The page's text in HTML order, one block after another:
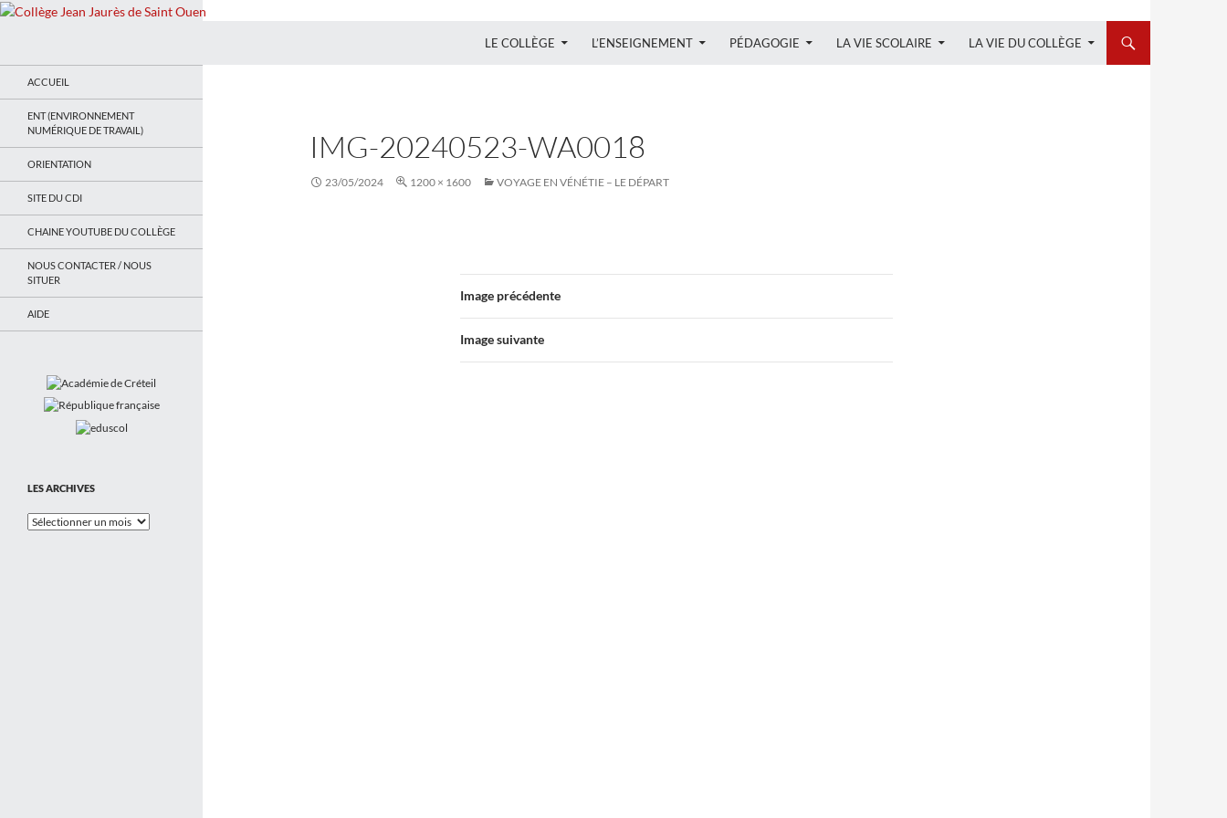
LE COLLÈGE L’ENSEIGNEMENT PÉDAGOGIE LA VIE SCOLAIRE LA VIE DU COLLÈGE
IMG-20240523-WA0018
23/05/2024 1200 × 1600 VOYAGE EN VÉNÉTIE – LE DÉPART
Image précédente
Image suivante
ACCUEIL
ENT (ENVIRONNEMENT
NUMÉRIQUE DE TRAVAIL)
ORIENTATION
SITE DU CDI
CHAINE YOUTUBE DU COLLÈGE
NOUS CONTACTER / NOUS
SITUER
AIDE
LES ARCHIVES
Les